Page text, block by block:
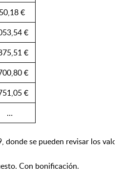
€
€
€
€
€
…
donde se pueden revisar los
Con bonificación.